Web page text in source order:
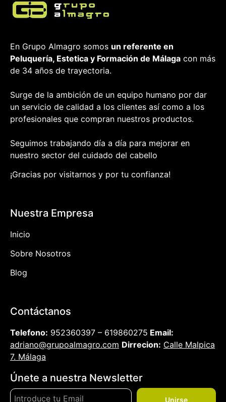
En Grupo Almagro somos un referente en
Peluquería, Estetica y Formación de Málaga con más
de 34 años de trayectoria.
Surge de la ambición de un equipo humano por dar
un servicio de calidad a los clientes así como a los
profesionales que compran nuestros productos.
Seguimos trabajando día a día para mejorar en
nuestro sector del cuidado del cabello
¡Gracias por visitarnos y por tu confianza!
Nuestra Empresa
Inicio
Sobre Nosotros
Blog
Contáctanos
Telefono: 952360397 – 619860275 Email:
adriano@grupoalmagro.com Dirrecion: Calle Malpica
7. Málaga
Únete a nuestra Newsletter
Unirse